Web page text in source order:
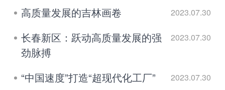
高质量发展的吉林画卷 2023.07.30
长春新区：跃动高质量发展的强
劲脉搏
2023.07.30
“中国速度”打造“超现代化工厂” 2023.07.30